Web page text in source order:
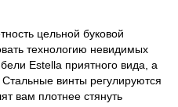
цельной буковой
технологию невидимых
Estella приятного вида, а
винты регулируются
вам плотнее стянуть